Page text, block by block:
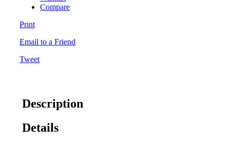
Compare
Print
Email to a Friend
Tweet
Description
Details